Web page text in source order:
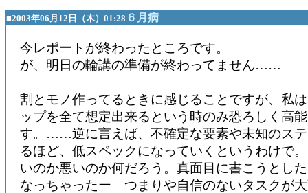
■2003年06月12日（木）01:28 ６月病
今レポートが終わったところです。
が、明日の輪講の準備が終わってません……
割とモノ作ってるときに感じることですが、私
ップを全て想定出来るという時のみ恐ろしく高
す。……逆に言えば、不確定な要素や未知のス
るほど、低スペックになっていくというわけで
いのか悪いのか何だろう。真面目に書こうとし
なっちゃったー つまりや自信のないタスクが